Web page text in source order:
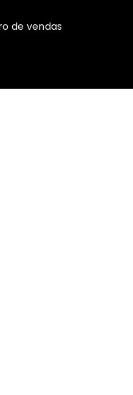
de vendas